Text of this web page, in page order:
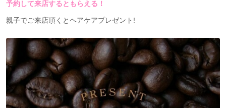
予約して来店するともらえる！
親子でご来店頂くとヘアケアプレゼント!